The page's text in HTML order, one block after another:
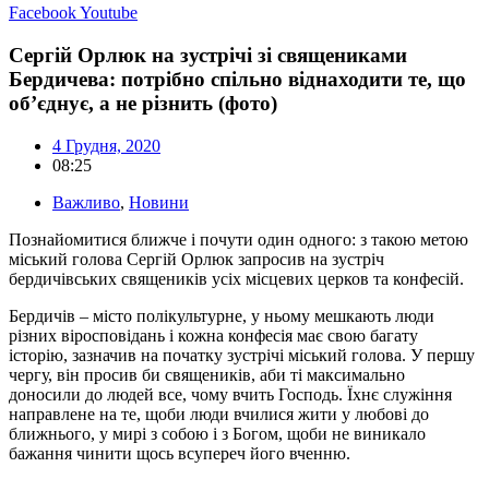
FacebookYoutube
Сергій Орлюк на зустрічі зі священиками
Бердичева: потрібно спільно віднаходити те, що
об’єднує, а не різнить (фото)
4 Грудня, 2020
08:25
Важливо, Новини
Познайомитися ближче і почути один одного: з такою метою
міський голова Сергій Орлюк запросив на зустріч
бердичівських священиків усіх місцевих церков та конфесій.
Бердичів – місто полікультурне, у ньому мешкають люди
різних віросповідань і кожна конфесія має свою багату
історію, зазначив на початку зустрічі міський голова. У першу
чергу, він просив би священиків, аби ті максимально
доносили до людей все, чому вчить Господь. Їхнє служіння
направлене на те, щоби люди вчилися жити у любові до
ближнього, у мирі з собою і з Богом, щоби не виникало
бажання чинити щось всупереч його вченню.